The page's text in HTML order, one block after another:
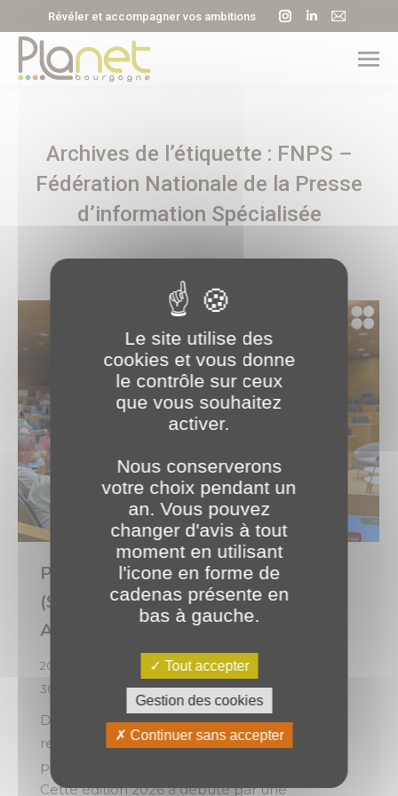
Révéler et accompagner vos ambitions
La
page
Instagram
nouvelle
fenêtre
La
page
LinkedIn
nouvelle
fenêtre
La
page
E-
une
Archives de l’étiquette : FNPS –
Fédération Nationale de la Presse
d’information Spécialisée
PLANET au congrès du SNPAR
(Syndicat National de la Presse
Agricole et Rurale) ! 🦢
2026 Expertises Paro.brotel
30 juin 2026
Deux journées rythmées par le partage, les
rencontres et des échanges enrichissants,
portées par une belle dynamique collective.
Cette édition 2026 a débuté par une
Le site utilise des
cookies et vous donne
le contrôle sur ceux
que vous souhaitez
activer.
Nous conserverons
votre choix pendant un
an. Vous pouvez
changer d'avis à tout
moment en utilisant
l'icone en forme de
cadenas présente en
bas à gauche.
Tout accepter
Gestion des cookies
Continuer sans accepter